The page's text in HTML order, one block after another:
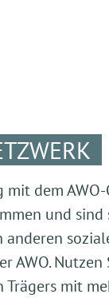
mit dem
und
AWO.
Trägers mit